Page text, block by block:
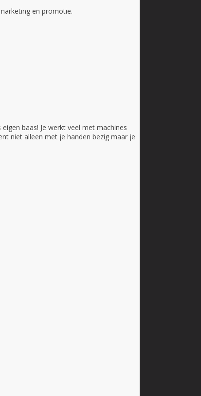
en promotie.
baas! Je werkt veel met machines
niet alleen met je handen bezig maar je